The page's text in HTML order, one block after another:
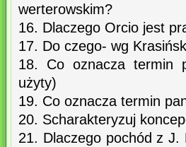
werterowskim?
16. Dlaczego Orcio jest
17. Do czego- wg
18. Co oznacza termin
użyty)
19. Co oznacza termin
20. Scharakteryzuj
21. Dlaczego pochód z